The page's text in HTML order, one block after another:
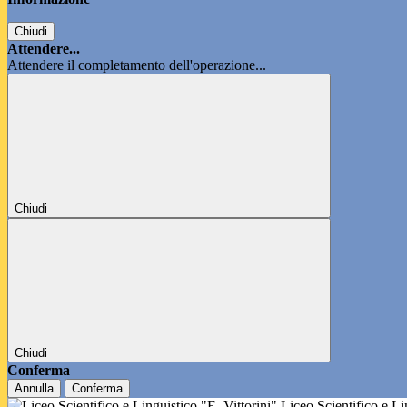
Chiudi
Attendere...
Attendere il completamento dell'operazione...
Chiudi
Chiudi
Conferma
Annulla Conferma